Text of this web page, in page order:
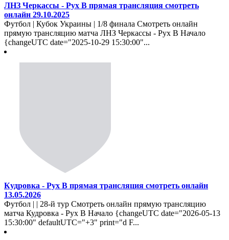
ЛНЗ Черкассы - Рух В прямая трансляция смотреть
онлайн 29.10.2025
Футбол | Кубок Украины | 1/8 финала Смотреть онлайн
прямую трансляцию матча ЛНЗ Черкассы - Рух В Начало
{changeUTC date="2025-10-29 15:30:00"...
Кудровка - Рух В прямая трансляция смотреть онлайн
13.05.2026
Футбол | | 28-й тур Смотреть онлайн прямую трансляцию
матча Кудровка - Рух В Начало {changeUTC date="2026-05-13
15:30:00" defaultUTC="+3" print="d F...